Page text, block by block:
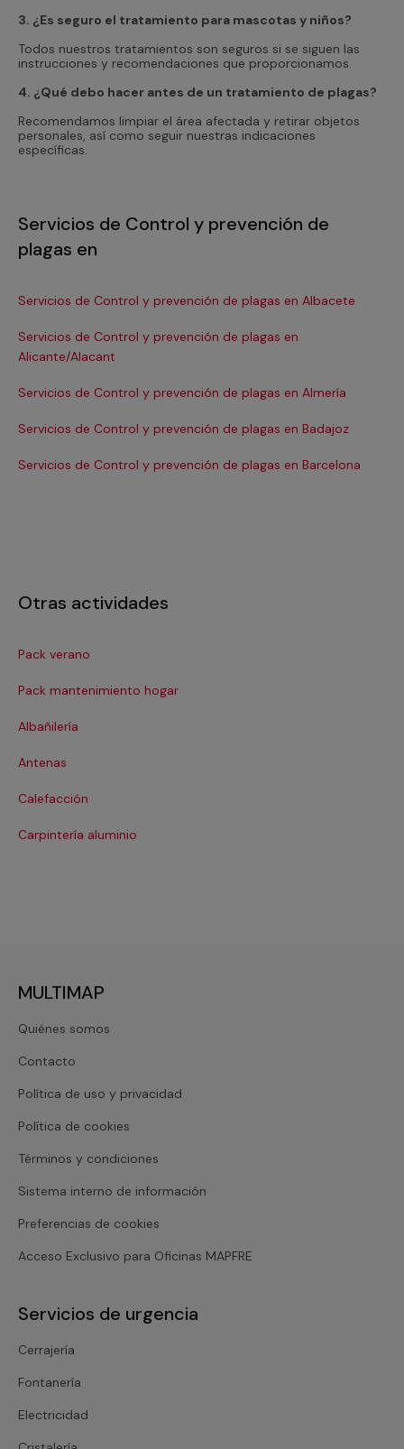
3. ¿Es seguro el tratamiento para mascotas y niños?
Todos nuestros tratamientos son seguros si se siguen las
instrucciones y recomendaciones que proporcionamos.
4. ¿Qué debo hacer antes de un tratamiento de plagas?
Recomendamos limpiar el área afectada y retirar objetos
personales, así como seguir nuestras indicaciones
específicas.
Servicios de Control y prevención de
plagas en
Servicios de Control y prevención de plagas en Albacete
Servicios de Control y prevención de plagas en
Alicante/Alacant
Servicios de Control y prevención de plagas en Almería
Servicios de Control y prevención de plagas en Badajoz
Servicios de Control y prevención de plagas en Barcelona
Otras actividades
Pack verano
Pack mantenimiento hogar
Albañilería
Antenas
Calefacción
Carpintería aluminio
MULTIMAP
Quiénes somos
Contacto
Política de uso y privacidad
Política de cookies
Términos y condiciones
Sistema interno de información
Preferencias de cookies
Acceso Exclusivo para Oficinas MAPFRE
Servicios de urgencia
Cerrajería
Fontanería
Electricidad